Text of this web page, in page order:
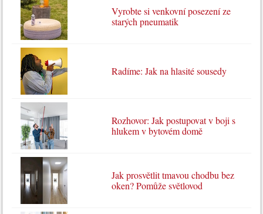
Vyrobte si venkovní posezení ze
starých pneumatik
Radíme: Jak na hlasité sousedy
Rozhovor: Jak postupovat v boji s
hlukem v bytovém domě
Jak prosvětlit tmavou chodbu bez
oken? Pomůže světlovod